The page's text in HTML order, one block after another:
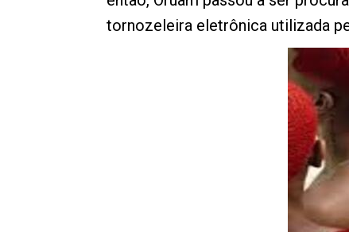
tornozeleira eletrônica utilizada